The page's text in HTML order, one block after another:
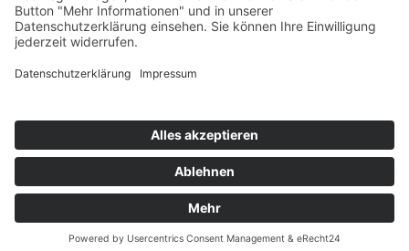
Impressum
AGB
Cookie-Einstellungen
Werbe-Einwilligungen